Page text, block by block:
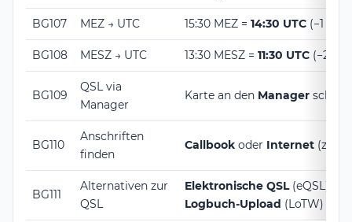
BG107 MEZ → UTC 15:30 MEZ = 14:30 UTC (−1
BG108 MESZ → UTC 13:30 MESZ = 11:30 UTC (−2
BG109
QSL via
Manager
Karte an den Manager
BG110
Anschriften
finden
Callbook oder Internet (z.B.
BG111
Alternativen zur
QSL
Elektronische QSL(eQSL)
Logbuch-Upload (LoTW)